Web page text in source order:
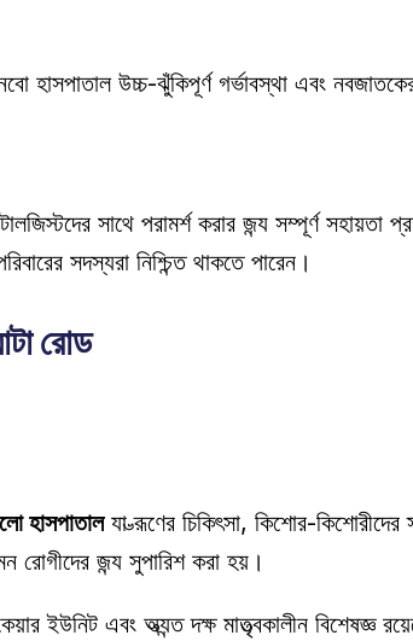
হাসপাতাল উচ্চ-ঝুঁকিপূর্ণ গর্ভাবস্থা এবং
সদস্যরা নিশ্চিন্ত থাকতে পারেন।
রোড
হাসপাতাল যা ভ্রূণের চিকিৎসা, কিশোর-কিশোরীদের
রোগীদের জন্য সুপারিশ করা হয়।
ইউনিট এবং অত্যন্ত দক্ষ মাতৃত্বকালীন